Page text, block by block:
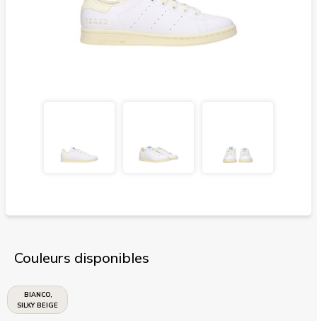
Couleurs disponibles
BIANCO,
SILKY BEIGE